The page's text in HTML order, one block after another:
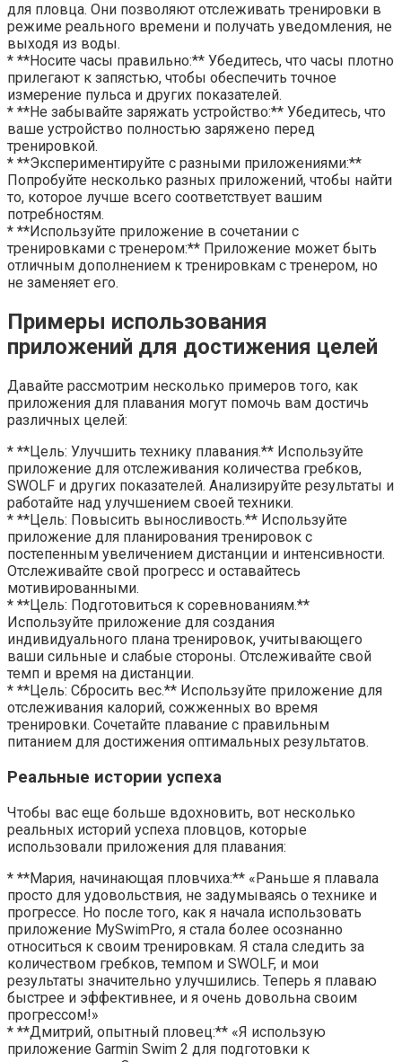
для пловца. Они позволяют отслеживать тренировки в
режиме реального времени и получать уведомления, не
выходя из воды.
* **Носите часы правильно:** Убедитесь, что часы плотно
прилегают к запястью, чтобы обеспечить точное
измерение пульса и других показателей.
* **Не забывайте заряжать устройство:** Убедитесь, что
ваше устройство полностью заряжено перед
тренировкой.
* **Экспериментируйте с разными приложениями:**
Попробуйте несколько разных приложений, чтобы найти
то, которое лучше всего соответствует вашим
потребностям.
* **Используйте приложение в сочетании с
тренировками с тренером:** Приложение может быть
отличным дополнением к тренировкам с тренером, но
не заменяет его.
Примеры использования
приложений для достижения целей
Давайте рассмотрим несколько примеров того, как
приложения для плавания могут помочь вам достичь
различных целей:
* **Цель: Улучшить технику плавания.** Используйте
приложение для отслеживания количества гребков,
SWOLF и других показателей. Анализируйте результаты и
работайте над улучшением своей техники.
* **Цель: Повысить выносливость.** Используйте
приложение для планирования тренировок с
постепенным увеличением дистанции и интенсивности.
Отслеживайте свой прогресс и оставайтесь
мотивированными.
* **Цель: Подготовиться к соревнованиям.**
Используйте приложение для создания
индивидуального плана тренировок, учитывающего
ваши сильные и слабые стороны. Отслеживайте свой
темп и время на дистанции.
* **Цель: Сбросить вес.** Используйте приложение для
отслеживания калорий, сожженных во время
тренировки. Сочетайте плавание с правильным
питанием для достижения оптимальных результатов.
Реальные истории успеха
Чтобы вас еще больше вдохновить, вот несколько
реальных историй успеха пловцов, которые
использовали приложения для плавания:
* **Мария, начинающая пловчиха:** «Раньше я плавала
просто для удовольствия, не задумываясь о технике и
прогрессе. Но после того, как я начала использовать
приложение MySwimPro, я стала более осознанно
относиться к своим тренировкам. Я стала следить за
количеством гребков, темпом и SWOLF, и мои
результаты значительно улучшились. Теперь я плаваю
быстрее и эффективнее, и я очень довольна своим
прогрессом!»
* **Дмитрий, опытный пловец:** «Я использую
приложение Garmin Swim 2 для подготовки к